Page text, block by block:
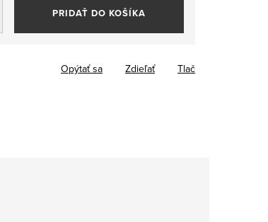
PRIDAŤ DO KOŠÍKA
Tlač
Opýtať sa Zdieľať